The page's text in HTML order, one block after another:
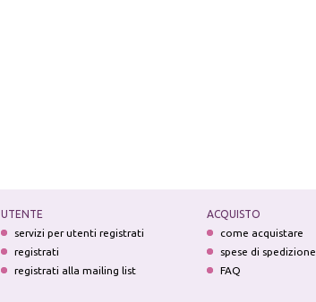
UTENTE
servizi per utenti registrati
registrati
registrati alla mailing list
ACQUISTO
come acquistare
spese di spedizione
FAQ